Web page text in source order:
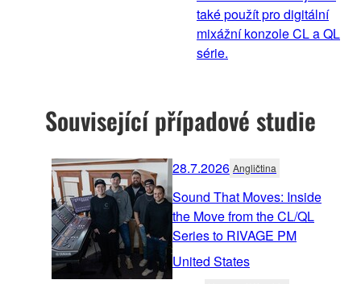
také použít pro digitální
mixážní konzole CL a QL
série.
Související případové studie
28.7.2026 Angličtina
Sound That Moves: Inside
the Move from the CL/QL
Series to RIVAGE PM
United States